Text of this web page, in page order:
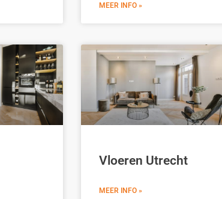
MEER INFO »
Vloeren Utrecht
MEER INFO »